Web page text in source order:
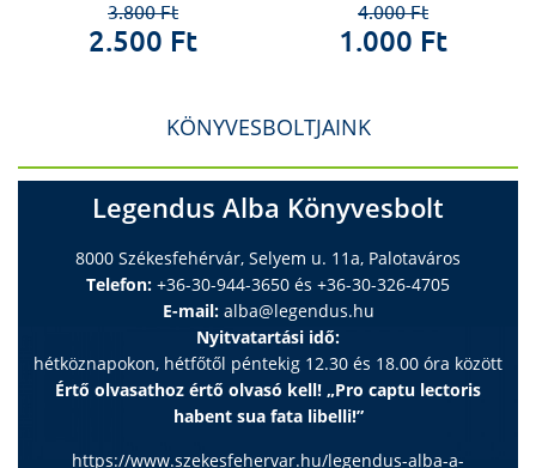
3.800 Ft
2.500 Ft
4.000 Ft
1.000 Ft
KÖNYVESBOLTJAINK
Legendus Alba Könyvesbolt
8000 Székesfehérvár, Selyem u. 11a, Palotaváros
Telefon: +36-30-944-3650 és +36-30-326-4705
E-mail: alba@legendus.hu
Nyitvatartási idő:
hétköznapokon, hétfőtől péntekig 12.30 és 18.00 óra között
Értő olvasathoz értő olvasó kell! „Pro captu lectoris
habent sua fata libelli!”
https://www.szekesfehervar.hu/legendus-alba-a-